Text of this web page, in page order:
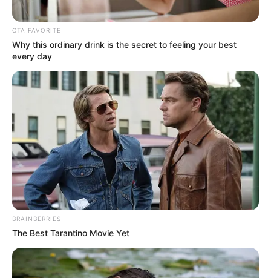
CTA FAVORITE
Why this ordinary drink is the secret to feeling your best
every day
BRAINBERRIES
The Best Tarantino Movie Yet